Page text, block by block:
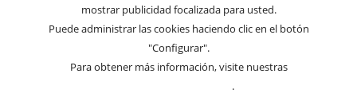
Acepto privacidad
mostrar publicidad focalizada para usted.
Puede administrar las cookies haciendo clic en el botón
"Configurar".
Para obtener más información, visite nuestras
.